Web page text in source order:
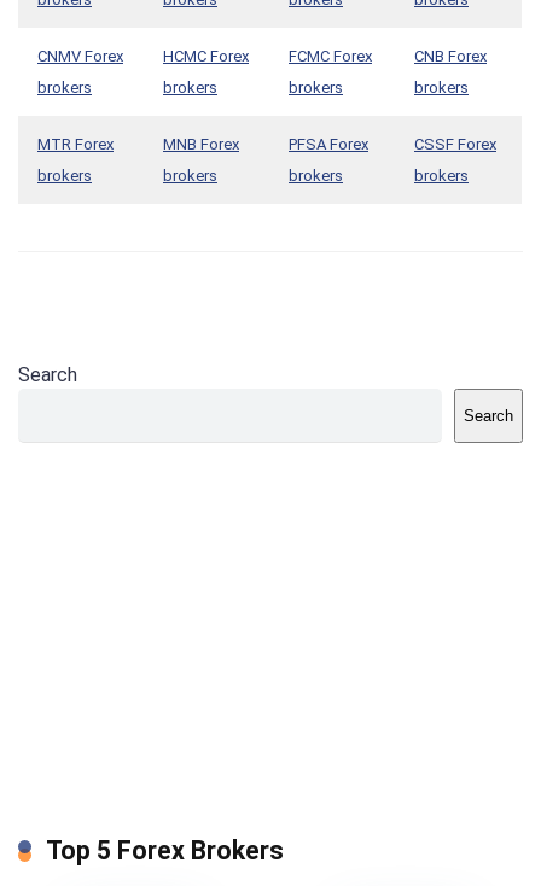
CNMV Forex
brokers
HCMC Forex
brokers
FCMC Forex
brokers
CNB Forex
brokers
MTR Forex
brokers
MNB Forex
brokers
PFSA Forex
brokers
CSSF Forex
brokers
Search
Search
Top 5 Forex Brokers